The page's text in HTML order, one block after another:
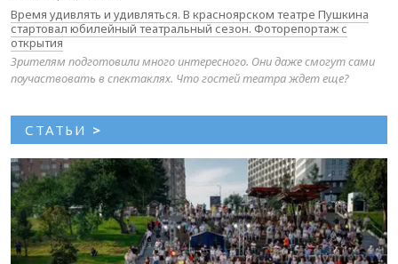
Время удивлять и удивляться. В красноярском театре Пушкина
стартовал юбилейный театральный сезон. Фоторепортаж с
открытия
Зрителям подготовили много интересного. Они даже смогут сами
поучаствовать в спектаклях. Что гостей театра ждет еще?
СТАТЬИ >